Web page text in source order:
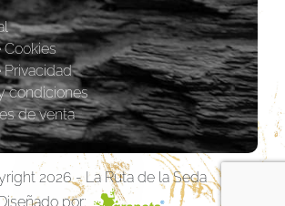
Privacidad
condiciones
de venta
2026 - La Ruta de la Seda
Diseñado por: